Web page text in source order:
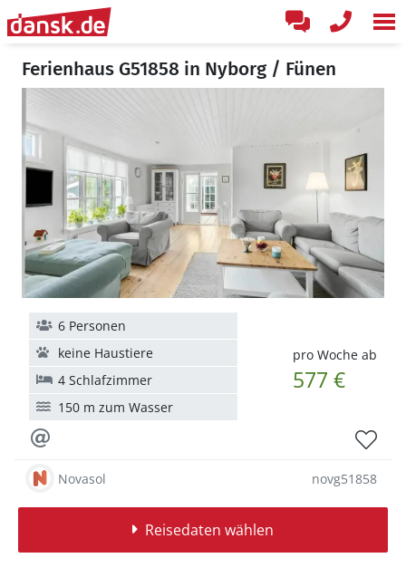
Ferienhaus G51858 in Nyborg / Fünen
pro Woche ab
577 €
6 Personen
keine Haustiere
4 Schlafzimmer
150 m zum Wasser
Novasol novg51858
Reisedaten wählen